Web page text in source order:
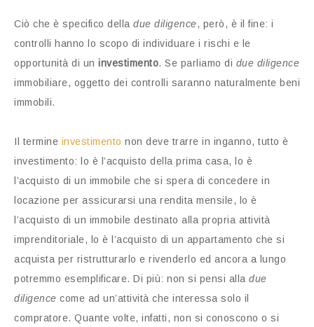
Ciò che è specifico della due diligence, però, è il fine: i
controlli hanno lo scopo di individuare i rischi e le
opportunità di un investimento. Se parliamo di due diligence
immobiliare, oggetto dei controlli saranno naturalmente beni
immobili.
Il termine investimento non deve trarre in inganno, tutto è
investimento: lo è l’acquisto della prima casa, lo è
l’acquisto di un immobile che si spera di concedere in
locazione per assicurarsi una rendita mensile, lo è
l’acquisto di un immobile destinato alla propria attività
imprenditoriale, lo è l’acquisto di un appartamento che si
acquista per ristrutturarlo e rivenderlo ed ancora a lungo
potremmo esemplificare. Di più: non si pensi alla due
diligence come ad un’attività che interessa solo il
compratore. Quante volte, infatti, non si conoscono o si